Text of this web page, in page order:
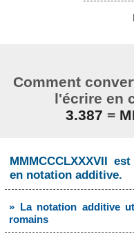
Comment
l'écrire en
3.387 =
MMMCCCLXXXVII
en notation additive.
» La notation additive
romains